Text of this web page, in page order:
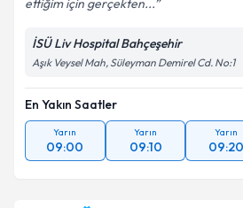
ettiğim için gerçekten...
İSÜ Liv Hospital Bahçeşehir
Aşık Veysel Mah, Süleyman Demirel Cd. No:1
En Yakın Saatler
Yarın
09:00
Yarın
09:10
Yarın
09:20